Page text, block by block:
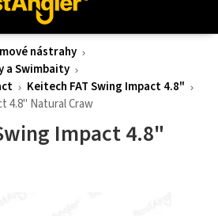
nástrahy
a Swimbaity
Keitech FAT Swing Impact 4.8"
4.8" Natural Craw
Impact 4.8"